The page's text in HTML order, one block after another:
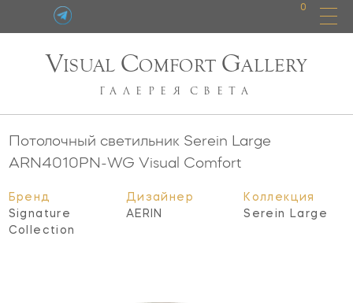
0
VISUAL COMFORT GALLERY
ГАЛЕРЕЯ СВЕТА
Потолочный светильник Serein Large
ARN4010PN-WG Visual Comfort
Бренд
Signature
Collection
Дизайнер
AERIN
Коллекция
Serein Large